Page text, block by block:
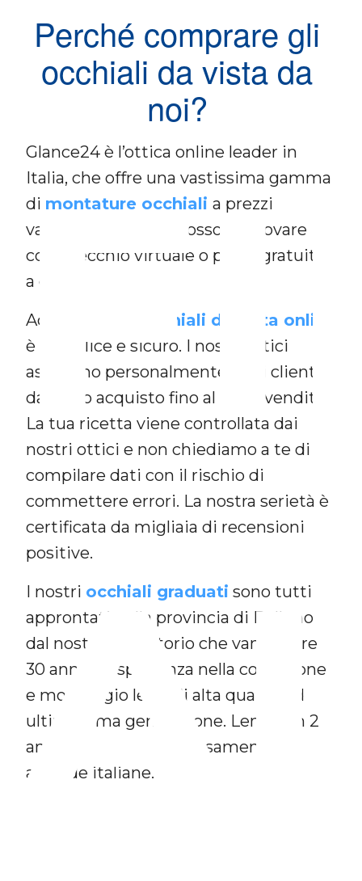
Perché comprare gli
occhiali da vista da
noi?
Glance24 è l’ottica online leader in
Italia, che offre una vastissima gamma
di montature occhiali a prezzi
vantaggiosi, che si possono provare
con specchio virtuale o prova gratuita
a casa.
Acquistare gli
occhiali da vista online
è semplice e sicuro. I nostri ottici
assistono personalmente ogni cliente
da inizio acquisto fino al dopo vendita.
La tua ricetta viene controllata dai
nostri ottici e non chiediamo a te di
compilare dati con il rischio di
commettere errori. La nostra serietà è
certificata da migliaia di recensioni
positive.
I nostri occhiali graduati sono tutti
approntati nella provincia di Belluno
dal nostro laboratorio che vanta oltre
30 anni di esperienza nella confezione
e montaggio lenti di alta qualità ed
ultimissima generazione. Lenti con 2
anni di garanzia, rigorosamente di
aziende italiane.